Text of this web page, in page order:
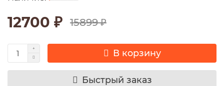
12700 ₽ 15899 ₽
В корзину
Быстрый заказ